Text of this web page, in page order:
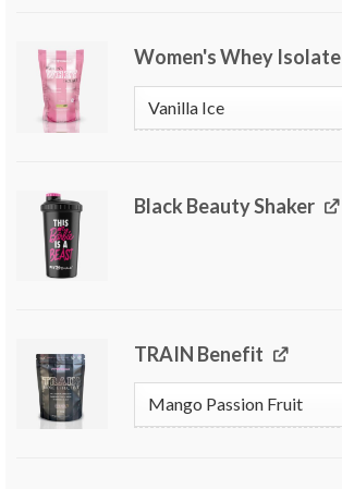
Women's Whey Isolate
Black Beauty Shaker
TRAIN Benefit